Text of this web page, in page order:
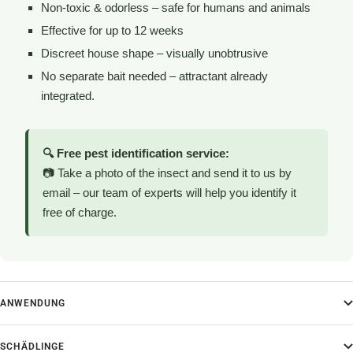
Non-toxic & odorless – safe for humans and animals
Effective for up to 12 weeks
Discreet house shape – visually unobtrusive
No separate bait needed – attractant already
integrated.
🔍 Free pest identification service:
📷 Take a photo of the insect and send it to us by
email – our team of experts will help you identify it
free of charge.
ANWENDUNG
SCHÄDLINGE